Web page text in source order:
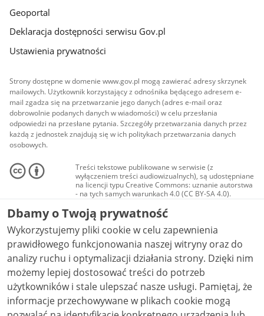
Geoportal
Deklaracja dostępności serwisu Gov.pl
Ustawienia prywatności
Strony dostępne w domenie www.gov.pl mogą zawierać adresy skrzynek
mailowych. Użytkownik korzystający z odnośnika będącego adresem e-
mail zgadza się na przetwarzanie jego danych (adres e-mail oraz
dobrowolnie podanych danych w wiadomości) w celu przesłania
odpowiedzi na przesłane pytania. Szczegóły przetwarzania danych przez
każdą z jednostek znajdują się w ich politykach przetwarzania danych
osobowych.
Treści tekstowe publikowane w serwisie (z
wyłączeniem treści audiowizualnych), są udostępniane
na licencji typu Creative Commons: uznanie autorstwa
- na tych samych warunkach 4.0 (CC BY-SA 4.0).
Materiały audiowizualne, w tym zdjęcia, materiały
audio i wideo, są udostępniane na licencji typu
Creative Commons: uznanie autorstwa użycie
niekomercyjne - bez utworów zależnych 4.0 (CC BY-
NC-ND 4.0), o ile nie jest to stwierdzone inaczej.
Dbamy o Twoją prywatność
Wykorzystujemy pliki cookie w celu zapewnienia
prawidłowego funkcjonowania naszej witryny oraz do
analizy ruchu i optymalizacji działania strony. Dzięki nim
możemy lepiej dostosować treści do potrzeb
użytkowników i stale ulepszać nasze usługi. Pamiętaj, że
informacje przechowywane w plikach cookie mogą